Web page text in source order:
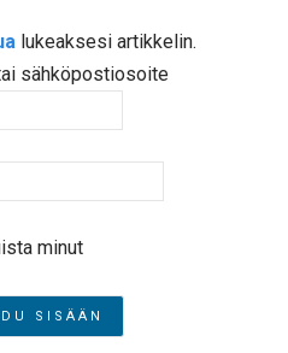
lukeaksesi artikkelin.
sähköpostiosoite
minut